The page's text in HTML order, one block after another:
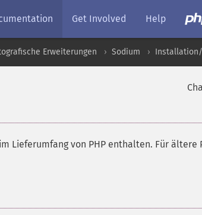
Get Involved Help
Erweiterungen Sodium
Lieferumfang von PHP enthalten. Für ältere